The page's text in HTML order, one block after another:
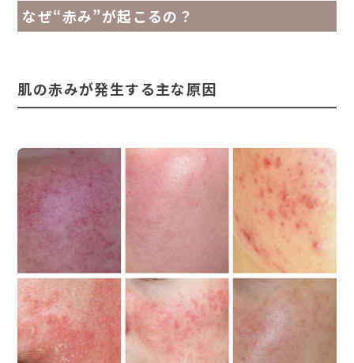
なぜ“赤み”が起こるの？
肌の赤みが発生する主な原因